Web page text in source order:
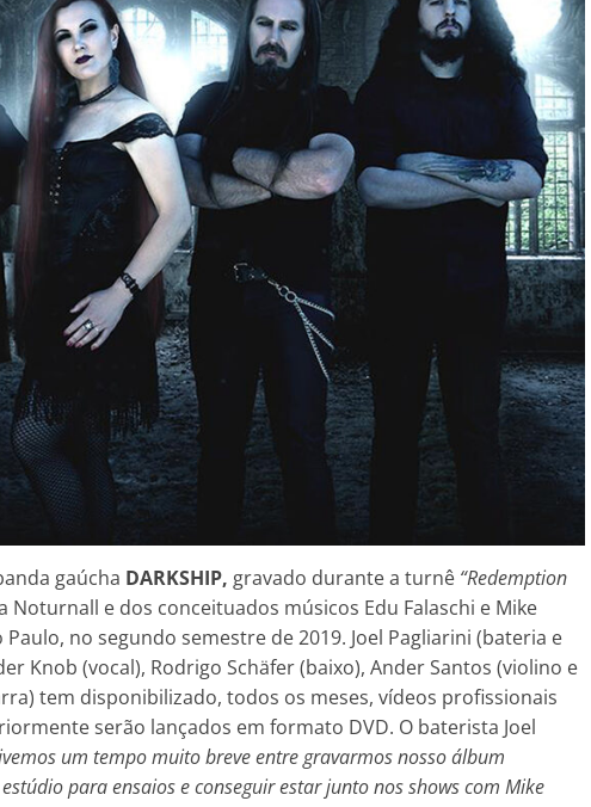
gaúcha DARKSHIP, gravado durante a turnê “Redemption
Noturnall e dos conceituados músicos Edu Falaschi e Mike
no segundo semestre de 2019. Joel Pagliarini (bateria e
Knob (vocal), Rodrigo Schäfer (baixo), Ander Santos (violino e
tem disponibilizado, todos os meses, vídeos profissionais
serão lançados em formato DVD. O baterista Joel
um tempo muito breve entre gravarmos nosso álbum
para ensaios e conseguir estar junto nos shows com Mike